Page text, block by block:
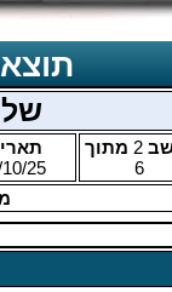
2 מתוך
6
25